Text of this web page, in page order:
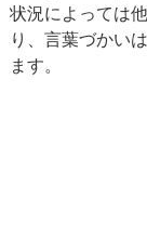
状況によっては
り、言葉づかい
ます。